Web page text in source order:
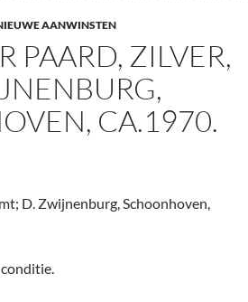
AANWINSTEN
PAARD, ZILVER,
CA.1970.
D. Zwijnenburg, Schoonhoven,